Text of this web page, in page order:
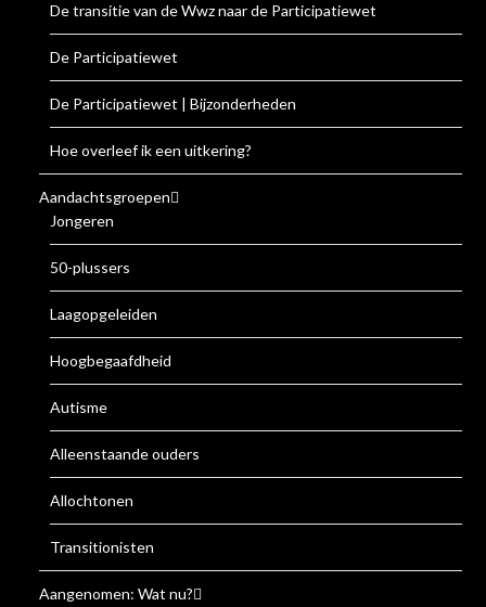
De transitie van de Wwz naar de Participatiewet
De Participatiewet
De Participatiewet | Bijzonderheden
Hoe overleef ik een uitkering?
Aandachtsgroepen
Jongeren
50-plussers
Laagopgeleiden
Hoogbegaafdheid
Autisme
Alleenstaande ouders
Allochtonen
Transitionisten
Aangenomen: Wat nu?